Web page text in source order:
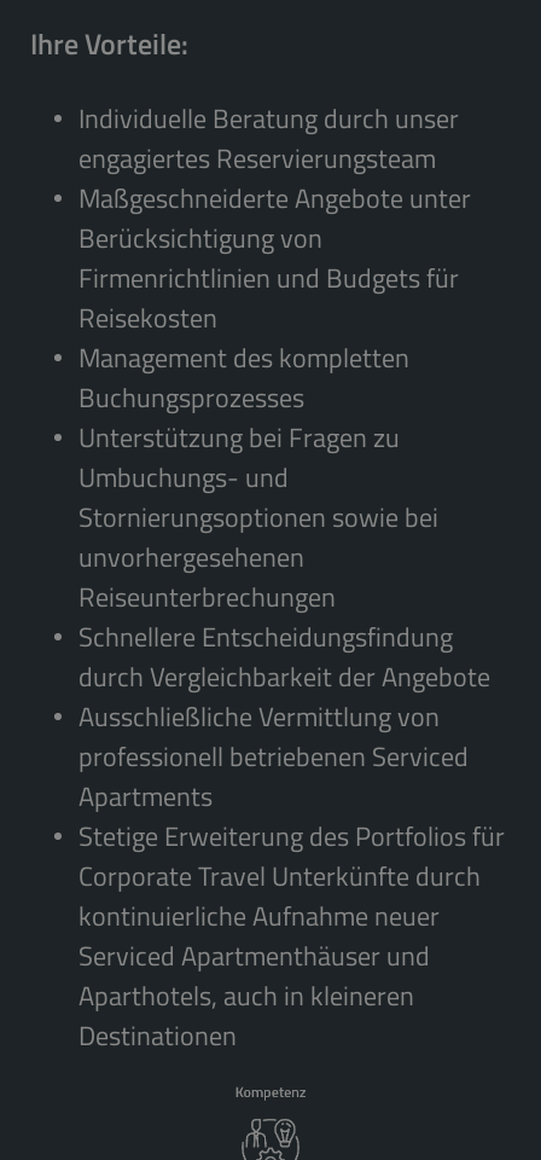
Ihre Vorteile:
Individuelle Beratung durch unser
engagiertes Reservierungsteam
Maßgeschneiderte Angebote unter
Berücksichtigung von
Firmenrichtlinien und Budgets für
Reisekosten
Management des kompletten
Buchungsprozesses
Unterstützung bei Fragen zu
Umbuchungs- und
Stornierungsoptionen sowie bei
unvorhergesehenen
Reiseunterbrechungen
Schnellere Entscheidungsfindung
durch Vergleichbarkeit der Angebote
Ausschließliche Vermittlung von
professionell betriebenen Serviced
Apartments
Stetige Erweiterung des Portfolios für
Corporate Travel Unterkünfte durch
kontinuierliche Aufnahme neuer
Serviced Apartmenthäuser und
Aparthotels, auch in kleineren
Destinationen